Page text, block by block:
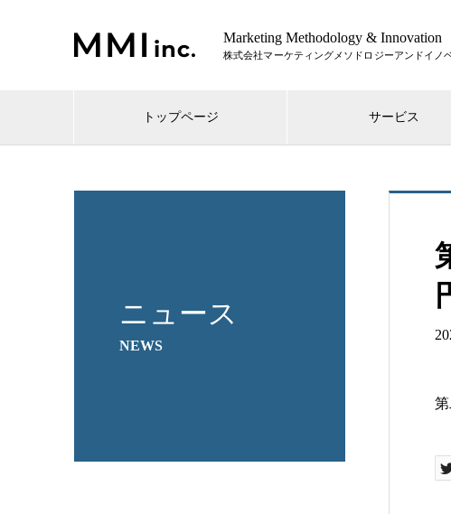
Marketing Methodology & Innovation
トップページ サービス
ニュース
NEWS